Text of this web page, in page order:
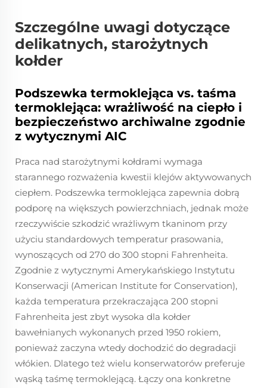
Szczególne uwagi dotyczące
delikatnych, starożytnych
kołder
Podszewka termoklejąca vs. taśma
termoklejąca: wrażliwość na ciepło i
bezpieczeństwo archiwalne zgodnie
z wytycznymi AIC
Praca nad starożytnymi kołdrami wymaga
starannego rozważenia kwestii klejów aktywowanych
ciepłem. Podszewka termoklejąca zapewnia dobrą
podporę na większych powierzchniach, jednak może
rzeczywiście szkodzić wrażliwym tkaninom przy
użyciu standardowych temperatur prasowania,
wynoszących od 270 do 300 stopni Fahrenheita.
Zgodnie z wytycznymi Amerykańskiego Instytutu
Konserwacji (American Institute for Conservation),
każda temperatura przekraczająca 200 stopni
Fahrenheita jest zbyt wysoka dla kołder
bawełnianych wykonanych przed 1950 rokiem,
ponieważ zaczyna wtedy dochodzić do degradacji
włókien. Dlatego też wielu konserwatorów preferuje
wąską taśmę termoklejącą. Łączy ona konkretne